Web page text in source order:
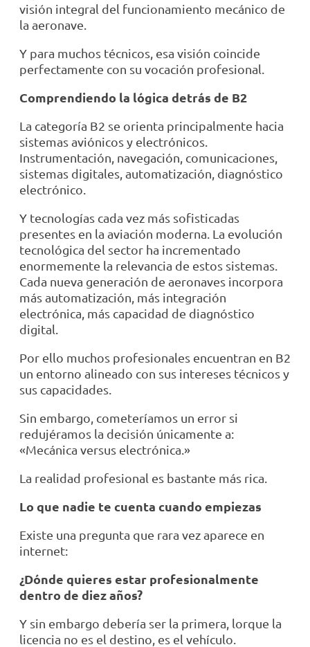
visión integral del funcionamiento mecánico de
la aeronave.
Y para muchos técnicos, esa visión coincide
perfectamente con su vocación profesional.
Comprendiendo la lógica detrás de B2
La categoría B2 se orienta principalmente hacia
sistemas aviónicos y electrónicos.
Instrumentación, navegación, comunicaciones,
sistemas digitales, automatización, diagnóstico
electrónico.
Y tecnologías cada vez más sofisticadas
presentes en la aviación moderna. La evolución
tecnológica del sector ha incrementado
enormemente la relevancia de estos sistemas.
Cada nueva generación de aeronaves incorpora
más automatización, más integración
electrónica, más capacidad de diagnóstico
digital.
Por ello muchos profesionales encuentran en B2
un entorno alineado con sus intereses técnicos y
sus capacidades.
Sin embargo, cometeríamos un error si
redujéramos la decisión únicamente a:
«Mecánica versus electrónica.»
La realidad profesional es bastante más rica.
Lo que nadie te cuenta cuando empiezas
Existe una pregunta que rara vez aparece en
internet:
¿Dónde quieres estar profesionalmente
dentro de diez años?
Y sin embargo debería ser la primera, lorque la
licencia no es el destino, es el vehículo.